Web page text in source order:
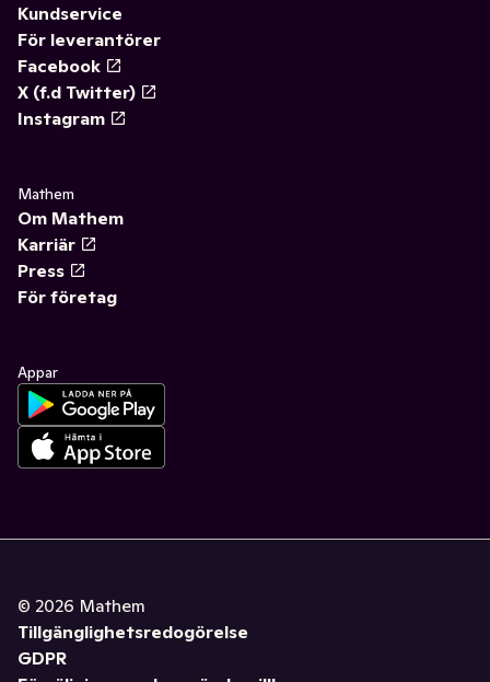
Kundservice
För leverantörer
Facebook
X (f.d Twitter)
Instagram
Mathem
Om Mathem
Karriär
Press
För företag
Appar
© 2026 Mathem
Tillgänglighetsredogörelse
GDPR